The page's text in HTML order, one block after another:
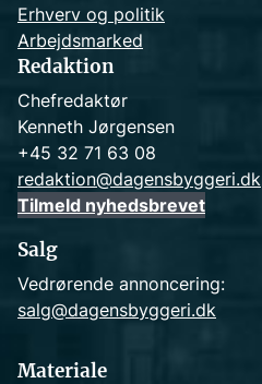
Erhverv og politik
Arbejdsmarked
Redaktion
Chefredaktør
Kenneth Jørgensen
+45 32 71 63 08
redaktion@dagensbyggeri.dk
Tilmeld nyhedsbrevet
Salg
Vedrørende annoncering:
salg@dagensbyggeri.dk
Materiale